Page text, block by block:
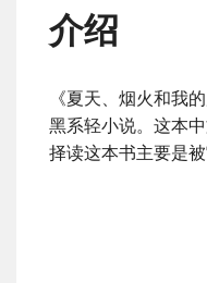
介绍
《夏天、烟火和我
黑系轻小说。这本
择读这本书主要是